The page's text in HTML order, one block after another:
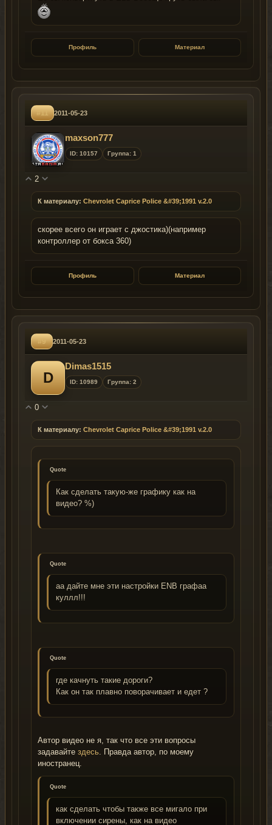
Профиль Материал
#11 2011-05-23
maxson777
ID: 10157 Группа: 1
2
К материалу: Chevrolet Caprice Police &#39;1991 v.2.0
скорее всего он играет с джостика)(например
контроллер от бокса 360)
Профиль Материал
#9 2011-05-23
D
Dimas1515
ID: 10989 Группа: 2
0
К материалу: Chevrolet Caprice Police &#39;1991 v.2.0
Quote
Как сделать такую-же графику как на
видео? %)
Quote
аа дайте мне эти настройки ENB графаа
куллл!!!
Quote
где качнуть такие дороги?
Как он так плавно поворачивает и едет ?
Автор видео не я, так что все эти вопросы
задавайте здесь. Правда автор, по моему
иностранец.
Quote
как сделать чтобы также все мигало при
включении сирены, как на видео